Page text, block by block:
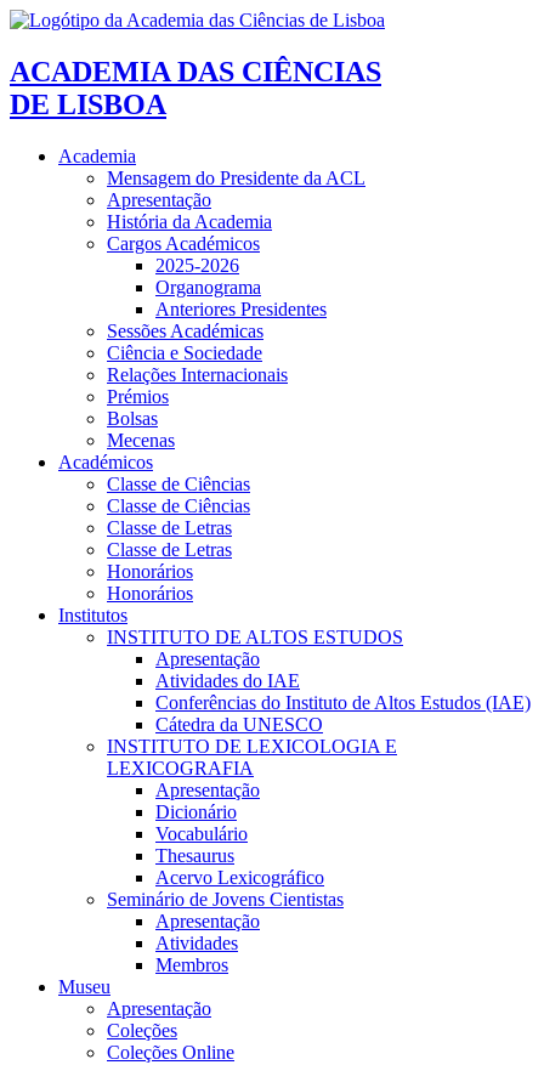
ACADEMIA DAS CIÊNCIAS
DE LISBOA
Academia
Mensagem do Presidente da ACL
Apresentação
História da Academia
Cargos Académicos
2025-2026
Organograma
Anteriores Presidentes
Sessões Académicas
Ciência e Sociedade
Relações Internacionais
Prémios
Bolsas
Mecenas
Académicos
Classe de Ciências
Classe de Ciências
Classe de Letras
Classe de Letras
Honorários
Honorários
Institutos
INSTITUTO DE ALTOS ESTUDOS
Apresentação
Atividades do IAE
Conferências do Instituto de Altos Estudos (IAE)
Cátedra da UNESCO
INSTITUTO DE LEXICOLOGIA E
LEXICOGRAFIA
Apresentação
Dicionário
Vocabulário
Thesaurus
Acervo Lexicográfico
Seminário de Jovens Cientistas
Apresentação
Atividades
Membros
Museu
Apresentação
Coleções
Coleções Online